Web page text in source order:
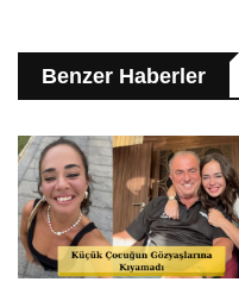
Benzer Haberler